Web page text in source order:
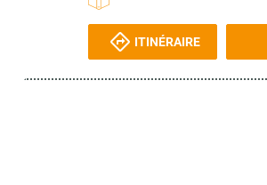
ITINÉRAIRE